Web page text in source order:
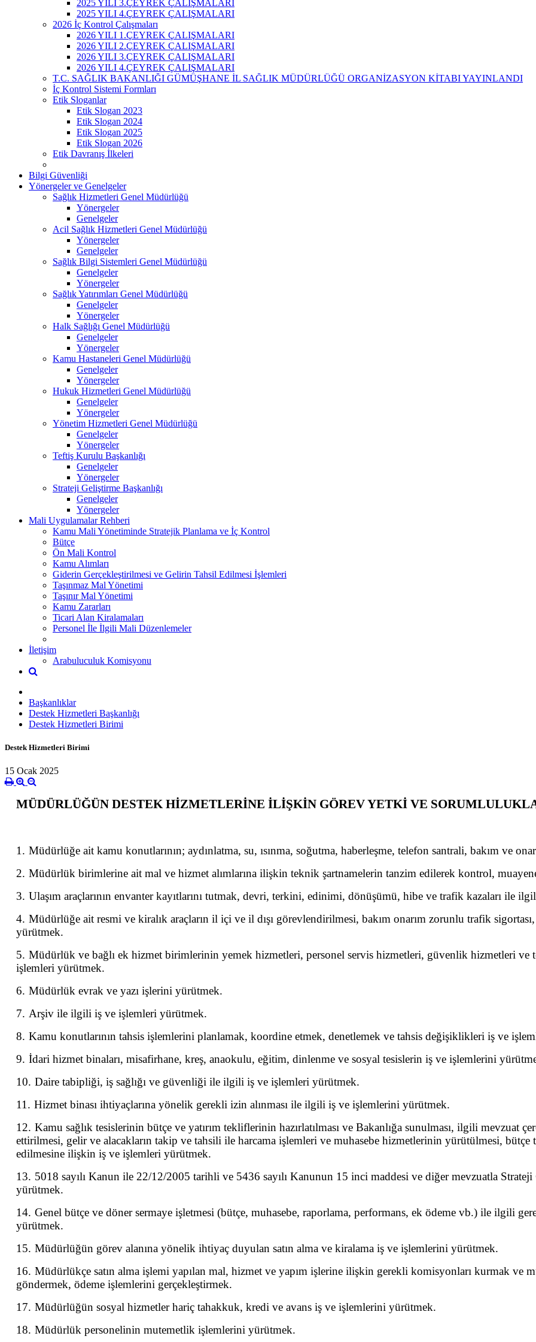
2025 YILI 3.ÇEYREK ÇALIŞMALARI
2025 YILI 4.ÇEYREK ÇALIŞMALARI
2026 İç Kontrol Çalışmaları
2026 YILI 1.ÇEYREK ÇALIŞMALARI
2026 YILI 2.ÇEYREK ÇALIŞMALARI
2026 YILI 3.ÇEYREK ÇALIŞMALARI
2026 YILI 4.ÇEYREK ÇALIŞMALARI
T.C. SAĞLIK BAKANLIĞI GÜMÜŞHANE İL SAĞLIK MÜDÜRLÜĞÜ ORGANİZASYON KİTABI YAYINLANDI
İç Kontrol Sistemi Formları
Etik Sloganlar
Etik Slogan 2023
Etik Slogan 2024
Etik Slogan 2025
Etik Slogan 2026
Etik Davranış İlkeleri
Bilgi Güvenliği
Yönergeler ve Genelgeler
Sağlık Hizmetleri Genel Müdürlüğü
Yönergeler
Genelgeler
Acil Sağlık Hizmetleri Genel Müdürlüğü
Yönergeler
Genelgeler
Sağlık Bilgi Sistemleri Genel Müdürlüğü
Genelgeler
Yönergeler
Sağlık Yatırımları Genel Müdürlüğü
Genelgeler
Yönergeler
Halk Sağlığı Genel Müdürlüğü
Genelgeler
Yönergeler
Kamu Hastaneleri Genel Müdürlüğü
Genelgeler
Yönergeler
Hukuk Hizmetleri Genel Müdürlüğü
Genelgeler
Yönergeler
Yönetim Hizmetleri Genel Müdürlüğü
Genelgeler
Yönergeler
Teftiş Kurulu Başkanlığı
Genelgeler
Yönergeler
Strateji Geliştirme Başkanlığı
Genelgeler
Yönergeler
Mali Uygulamalar Rehberi
Kamu Mali Yönetiminde Stratejik Planlama ve İç Kontrol
Bütçe
Ön Mali Kontrol
Kamu Alımları
Giderin Gerçekleştirilmesi ve Gelirin Tahsil Edilmesi İşlemleri
Taşınmaz Mal Yönetimi
Taşınır Mal Yönetimi
Kamu Zararları
Ticari Alan Kiralamaları
Personel İle İlgili Mali Düzenlemeler
İletişim
Arabuluculuk Komisyonu
Başkanlıklar
Destek Hizmetleri Başkanlığı
Destek Hizmetleri Birimi
Destek Hizmetleri Birimi
15 Ocak 2025
MÜDÜRLÜĞÜN DESTEK HİZMETLERİNE İLİŞKİN GÖREV YETKİ VE
1. Müdürlüğe ait kamu konutlarının; aydınlatma, su, ısınma, soğutma, haberleşme, telefon santrali, bakım ve
2. Müdürlük birimlerine ait mal ve hizmet alımlarına ilişkin teknik şartnamelerin tanzim edilerek kontrol,
3. Ulaşım araçlarının envanter kayıtlarını tutmak, devri, terkini, edinimi, dönüşümü, hibe ve trafik kazaları ile
4. Müdürlüğe ait resmi ve kiralık araçların il içi ve il dışı görevlendirilmesi, bakım onarım zorunlu trafik
yürütmek.
5. Müdürlük ve bağlı ek hizmet birimlerinin yemek hizmetleri, personel servis hizmetleri, güvenlik hizmetleri ve
işlemleri yürütmek.
6. Müdürlük evrak ve yazı işlerini yürütmek.
7. Arşiv ile ilgili iş ve işlemleri yürütmek.
8. Kamu konutlarının tahsis işlemlerini planlamak, koordine etmek, denetlemek ve tahsis değişiklikleri iş ve
9. İdari hizmet binaları, misafirhane, kreş, anaokulu, eğitim, dinlenme ve sosyal tesislerin iş ve işlemlerini
10. Daire tabipliği, iş sağlığı ve güvenliği ile ilgili iş ve işlemleri yürütmek.
11. Hizmet binası ihtiyaçlarına yönelik gerekli izin alınması ile ilgili iş ve işlemlerini yürütmek.
12. Kamu sağlık tesislerinin bütçe ve yatırım tekliflerinin hazırlatılması ve Bakanlığa sunulması, ilgili mevzuat
ettirilmesi, gelir ve alacakların takip ve tahsili ile harcama işlemleri ve muhasebe hizmetlerinin yürütülmesi,
edilmesine ilişkin iş ve işlemleri yürütmek.
13. 5018 sayılı Kanun ile 22/12/2005 tarihli ve 5436 sayılı Kanunun 15 inci maddesi ve diğer mevzuatla
yürütmek.
14. Genel bütçe ve döner sermaye işletmesi (bütçe, muhasebe, raporlama, performans, ek ödeme vb.) ile ilgili
yürütmek.
15. Müdürlüğün görev alanına yönelik ihtiyaç duyulan satın alma ve kiralama iş ve işlemlerini yürütmek.
16. Müdürlükçe satın alma işlemi yapılan mal, hizmet ve yapım işlerine ilişkin gerekli komisyonları kurmak ve
göndermek, ödeme işlemlerini gerçekleştirmek.
17. Müdürlüğün sosyal hizmetler hariç tahakkuk, kredi ve avans iş ve işlemlerini yürütmek.
18. Müdürlük personelinin mutemetlik işlemlerini yürütmek.